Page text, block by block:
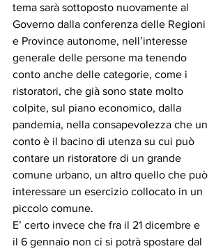
tema sarà sottoposto nuovamente al
Governo dalla conferenza delle Regioni
e Province autonome, nell’interesse
generale delle persone ma tenendo
conto anche delle categorie, come i
ristoratori, che già sono state molto
colpite, sul piano economico, dalla
pandemia, nella consapevolezza che un
conto è il bacino di utenza su cui può
contare un ristoratore di un grande
comune urbano, un altro quello che può
interessare un esercizio collocato in un
piccolo comune.
E’ certo invece che fra il 21 dicembre e
il 6 gennaio non ci si potrà spostare dal